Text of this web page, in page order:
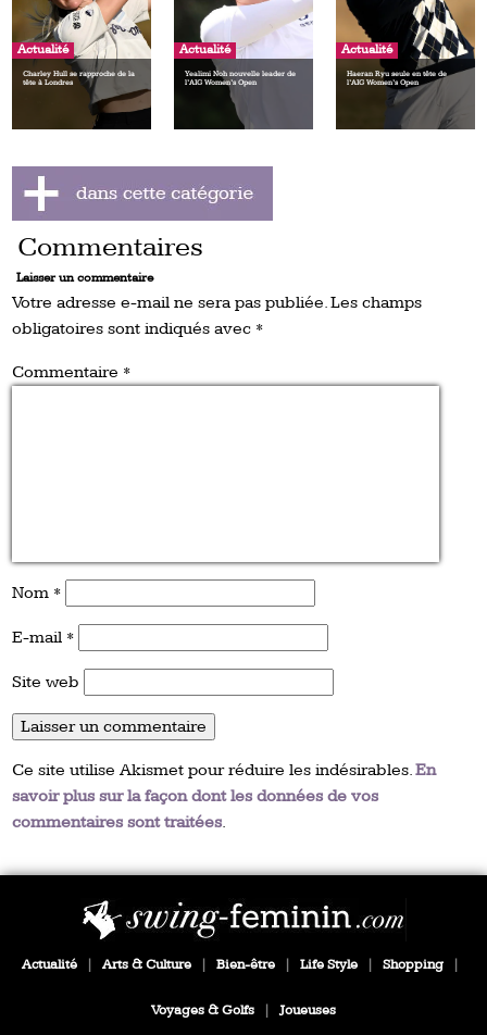
Actualité
Charley Hull se rapproche de la
tête à Londres
Actualité
Yealimi Noh nouvelle leader de
l’AIG Women’s Open
Actualité
Haeran Ryu seule en tête de
l’AIG Women’s Open
Commentaires
Laisser un commentaire
Votre adresse e-mail ne sera pas publiée.Les champs
obligatoires sont indiqués avec *
Commentaire *
Nom *
E-mail *
Site web
Ce site utilise Akismet pour réduire les indésirables.En
savoir plus sur la façon dont les données de vos
commentaires sont traitées.
Actualité | Arts & Culture | Bien-être | Life Style | Shopping |
Voyages & Golfs | Joueuses